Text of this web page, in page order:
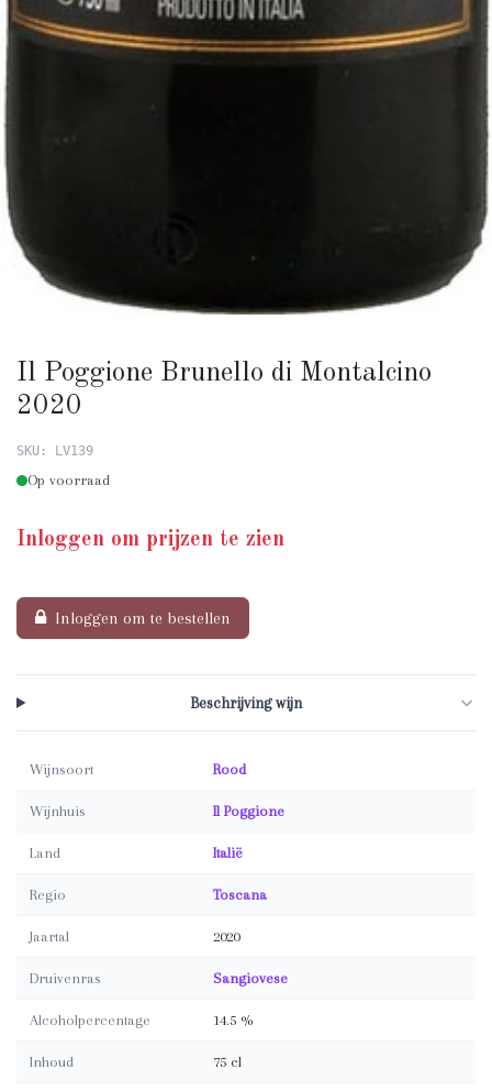
Il Poggione Brunello di Montalcino
2020
SKU: LV139
Op voorraad
Inloggen om prijzen te zien
Inloggen om te bestellen
Beschrijving wijn
Wijnsoort Rood
Wijnhuis Il Poggione
Land Italië
Regio Toscana
Jaartal 2020
Druivenras Sangiovese
Alcoholpercentage 14.5 %
Inhoud 75 cl